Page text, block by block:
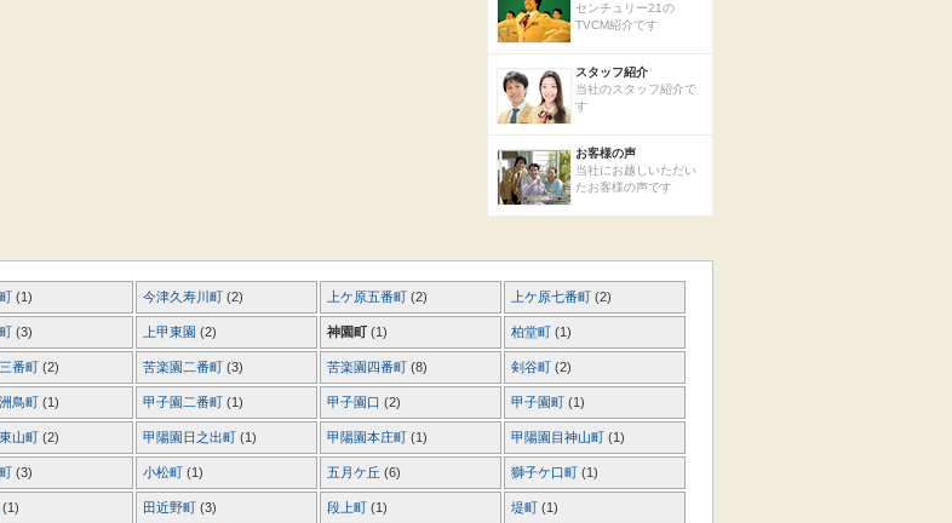
センチュリー21の
TVCM紹介です
スタッフ紹介
当社のスタッフ紹介で
す
お客様の声
当社にお越しいただい
たお客様の声です
(1) 今津久寿川町 (2) 上ケ原五番町 (2) 上ケ原七番町 (2)
(3) 上甲東園 (2) 神園町(1) 柏堂町 (1)
番町 (2) 苦楽園二番町 (3) 苦楽園四番町 (8) 剣谷町 (2)
鳥町 (1) 甲子園二番町 (1) 甲子園口 (2) 甲子園町 (1)
山町 (2) 甲陽園日之出町 (1) 甲陽園本庄町 (1) 甲陽園目神山町 (1)
(3) 小松町 (1) 五月ケ丘 (6) 獅子ケ口町 (1)
(1) 田近野町 (3) 段上町 (1) 堤町 (1)